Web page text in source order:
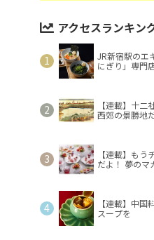
アクセスランキン
JR新宿駅のエ
にぎり」専門
【連載】十
西郊の景勝地
【連載】も
だよ！ 夢のマ
【連載】中
スープを